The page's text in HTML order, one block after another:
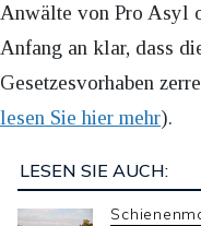
Anwälte von Pro Asyl
Anfang an klar, dass
Gesetzesvorhaben
lesen Sie hier mehr).
LESEN SIE AUCH: